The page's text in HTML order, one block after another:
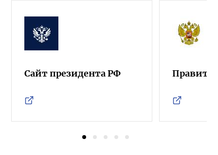
Сайт президента РФ